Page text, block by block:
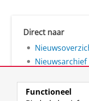
Direct naar
Nieuwsarchief
Functioneel